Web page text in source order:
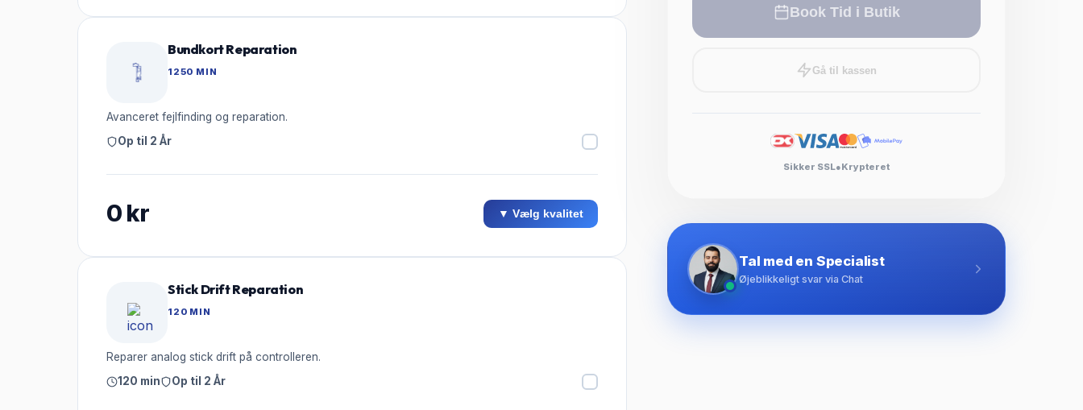
Bundkort Reparation
1250 MIN
Avanceret fejlfinding og reparation.
Op til 2 År
0 kr ▼ Vælg kvalitet
Stick Drift Reparation
120 MIN
Reparer analog stick drift på controlleren.
120 min
Op til 2 År
Book Tid i Butik
Gå til kassen
Sikker SSL●Krypteret
Tal med en Specialist
Øjeblikkeligt svar via Chat